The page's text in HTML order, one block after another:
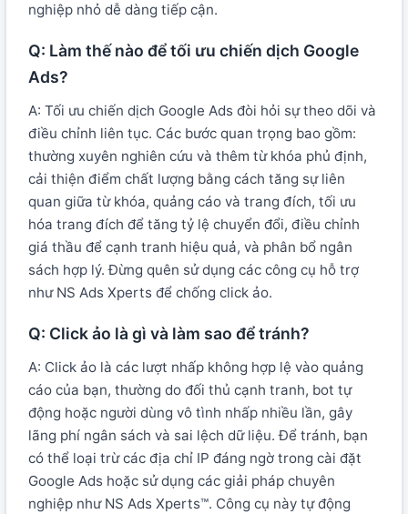
nghiệp nhỏ dễ dàng tiếp cận.
Q: Làm thế nào để tối ưu chiến dịch Google
Ads?
A: Tối ưu chiến dịch Google Ads đòi hỏi sự theo dõi và
điều chỉnh liên tục. Các bước quan trọng bao gồm:
thường xuyên nghiên cứu và thêm từ khóa phủ định,
cải thiện điểm chất lượng bằng cách tăng sự liên
quan giữa từ khóa, quảng cáo và trang đích, tối ưu
hóa trang đích để tăng tỷ lệ chuyển đổi, điều chỉnh
giá thầu để cạnh tranh hiệu quả, và phân bổ ngân
sách hợp lý. Đừng quên sử dụng các công cụ hỗ trợ
như NS Ads Xperts để chống click ảo.
Q: Click ảo là gì và làm sao để tránh?
A: Click ảo là các lượt nhấp không hợp lệ vào quảng
cáo của bạn, thường do đối thủ cạnh tranh, bot tự
động hoặc người dùng vô tình nhấp nhiều lần, gây
lãng phí ngân sách và sai lệch dữ liệu. Để tránh, bạn
có thể loại trừ các địa chỉ IP đáng ngờ trong cài đặt
Google Ads hoặc sử dụng các giải pháp chuyên
nghiệp như NS Ads Xperts™. Công cụ này tự động